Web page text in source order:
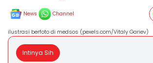
News Channel
ilustrasi berfoto di medsos (pexels.com/Vitaly Gariev)
Intinya Sih